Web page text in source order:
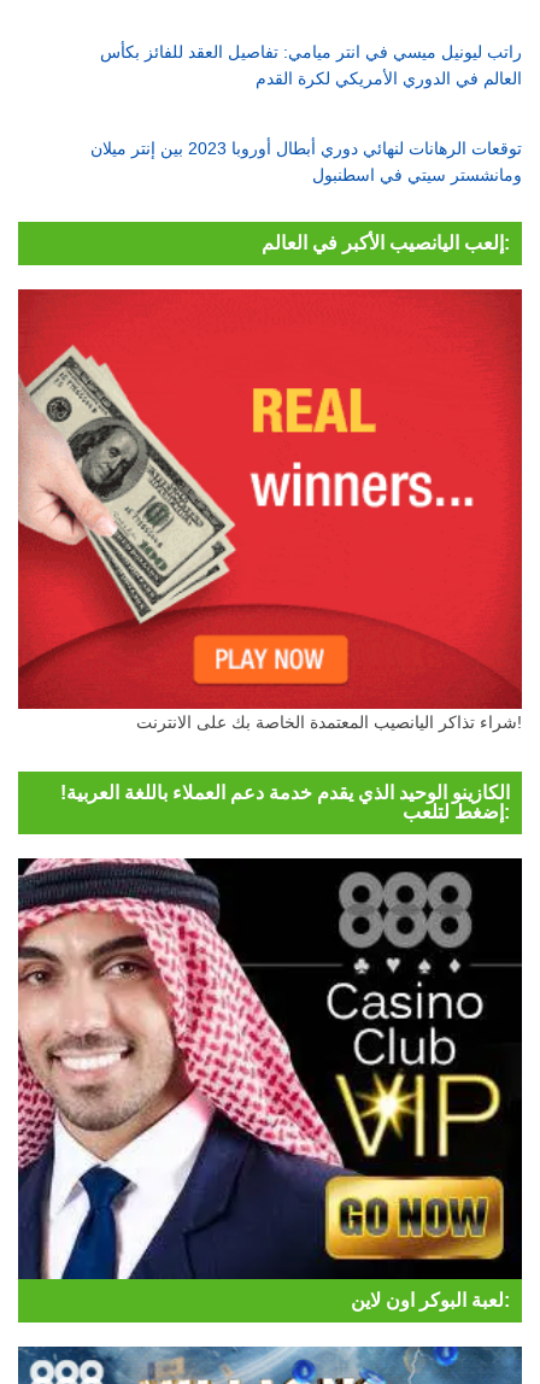
راتب ليونيل ميسي في انتر ميامي: تفاصيل العقد للفائز بكأس
العالم في الدوري الأمريكي لكرة القدم
توقعات الرهانات لنهائي دوري أبطال أوروبا 2023 بين إنتر ميلان
ومانشستر سيتي في اسطنبول
إلعب اليانصيب الأكبر في العالم:
شراء تذاكر اليانصيب المعتمدة الخاصة بك على الانترنت!
الكازينو الوحيد الذي يقدم خدمة دعم العملاء باللغة العربية!
إضغط لتلعب:
لعبة البوكر اون لاين: